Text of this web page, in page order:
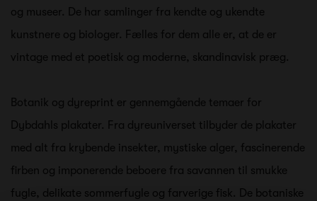
og museer. De har samlinger fra kendte og ukendte
kunstnere og biologer. Fælles for dem alle er, at de er
vintage med et poetisk og moderne, skandinavisk præg.
Botanik og dyreprint er gennemgående temaer for
Dybdahls plakater. Fra dyreuniverset tilbyder de plakater
med alt fra krybende insekter, mystiske alger, fascinerende
firben og imponerende beboere fra savannen til smukke
fugle, delikate sommerfugle og farverige fisk. De botaniske